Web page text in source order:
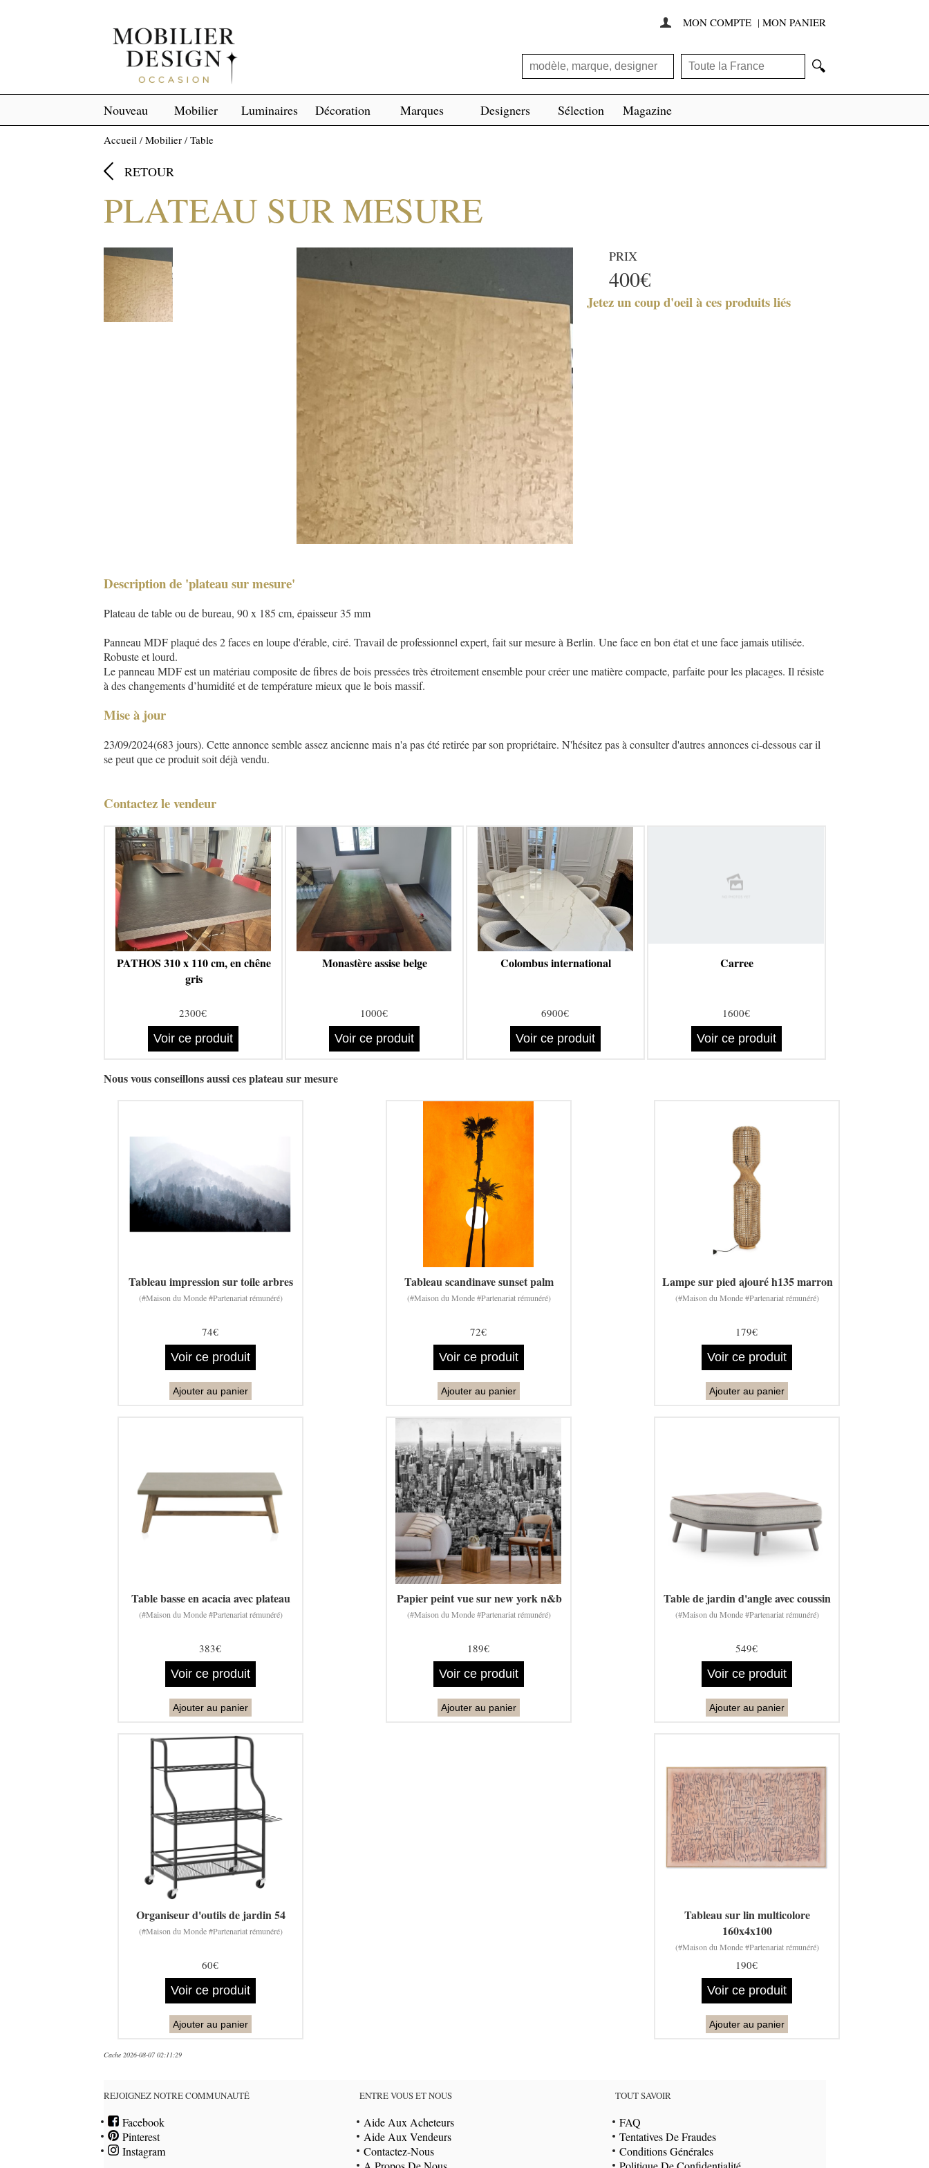
 MON COMPTE | MON PANIER
🔍
Nouveau Mobilier Luminaires Décoration Marques Designers Sélection Magazine
Accueil/Mobilier/Table
 RETOUR
PLATEAU SUR MESURE
PRIX
400€
Description de 'plateau sur mesure'
Plateau de table ou de bureau, 90 x 185 cm, épaisseur 35 mm
Panneau MDF plaqué des 2 faces en loupe d'érable, ciré. Travail de professionnel expert, fait sur mesure à Berlin. Une face en bon état et une face jamais utilisée.
Robuste et lourd.
Le panneau MDF est un matériau composite de fibres de bois pressées très étroitement ensemble pour créer une matière compacte, parfaite pour les placages. Il résiste
à des changements d’humidité et de température mieux que le bois massif.
Mise à jour
23/09/2024(683 jours). Cette annonce semble assez ancienne mais n'a pas été retirée par son propriétaire. N'hésitez pas à consulter d'autres annonces ci-dessous car il
se peut que ce produit soit déjà vendu.
Contactez le vendeur
Jetez un coup d'oeil à ces produits liés
PATHOS 310 x 110 cm, en chêne
gris
2300€
Voir ce produit
Monastère assise belge
1000€
Voir ce produit
Colombus international
6900€
Voir ce produit
Carree
1600€
Voir ce produit
Nous vous conseillons aussi ces plateau sur mesure
Tableau impression sur toile arbres
(#Maison du Monde #Partenariat rémunéré)
74€
Voir ce produit
Ajouter au panier
Tableau scandinave sunset palm
(#Maison du Monde #Partenariat rémunéré)
72€
Voir ce produit
Ajouter au panier
Lampe sur pied ajouré h135 marron
(#Maison du Monde #Partenariat rémunéré)
179€
Voir ce produit
Ajouter au panier
Table basse en acacia avec plateau
(#Maison du Monde #Partenariat rémunéré)
383€
Voir ce produit
Ajouter au panier
Papier peint vue sur new york n&b
(#Maison du Monde #Partenariat rémunéré)
189€
Voir ce produit
Ajouter au panier
Table de jardin d'angle avec coussin
(#Maison du Monde #Partenariat rémunéré)
549€
Voir ce produit
Ajouter au panier
Organiseur d'outils de jardin 54
(#Maison du Monde #Partenariat rémunéré)
60€
Voir ce produit
Ajouter au panier
Tableau sur lin multicolore
160x4x100
(#Maison du Monde #Partenariat rémunéré)
190€
Voir ce produit
Ajouter au panier
Cache 2026-08-07 02:11:29
REJOIGNEZ NOTRE COMMUNAUTÉ
Facebook
Pinterest
Instagram
ENTRE VOUS ET NOUS
Aide Aux Acheteurs
Aide Aux Vendeurs
Contactez-Nous
TOUT SAVOIR
FAQ
Tentatives De Fraudes
Conditions Générales